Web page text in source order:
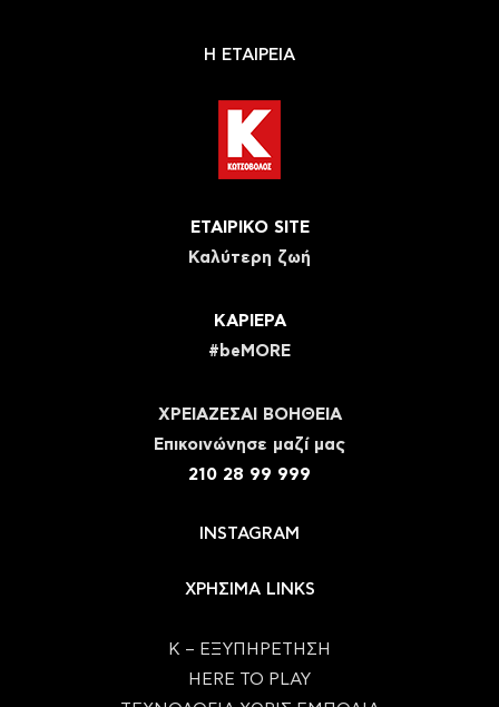
Η ΕΤΑΙΡΕΙΑ
ΕΤΑΙΡΙΚΟ SITE
Καλύτερη ζωή
ΚΑΡΙΕΡΑ
#beMORE
ΧΡΕΙΑΖΕΣΑΙ ΒΟΗΘΕΙΑ
Eπικοινώνησε μαζί μας
210 28 99 999
INSTAGRAM
ΧΡΗΣΙΜΑ LINKS
Κ – ΕΞΥΠΗΡΕΤΗΣΗ
HERE TO PLAY